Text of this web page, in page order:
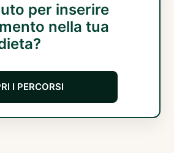
per inserire
nella tua
I PERCORSI